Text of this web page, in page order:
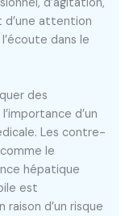
d’une attention
dans le
des
d’un
Les contre-
le
hépatique
est
d’un risque